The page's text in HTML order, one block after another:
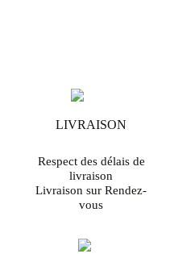
LIVRAISON
Respect des délais de
livraison
Livraison sur Rendez-
vous